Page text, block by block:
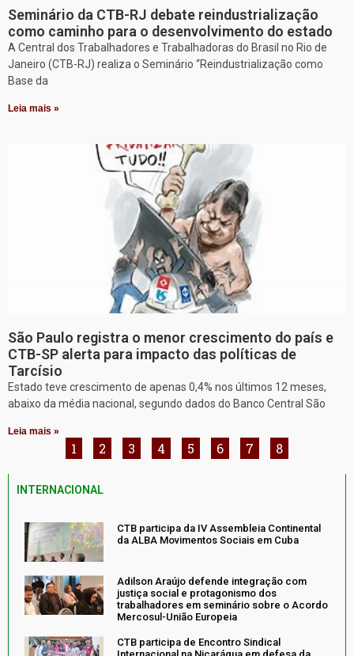
Seminário da CTB-RJ debate reindustrialização
como caminho para o desenvolvimento do estado
A Central dos Trabalhadores e Trabalhadoras do Brasil no Rio de
Janeiro (CTB-RJ) realiza o Seminário “Reindustrialização como
Base da
Leia mais »
São Paulo registra o menor crescimento do país e
CTB-SP alerta para impacto das políticas de
Tarcísio
Estado teve crescimento de apenas 0,4% nos últimos 12 meses,
abaixo da média nacional, segundo dados do Banco Central São
Leia mais »
1 2 3 4 5 6 7 8
INTERNACIONAL
CTB participa da IV Assembleia Continental
da ALBA Movimentos Sociais em Cuba
Adilson Araújo defende integração com
justiça social e protagonismo dos
trabalhadores em seminário sobre o Acordo
Mercosul-União Europeia
CTB participa de Encontro Sindical